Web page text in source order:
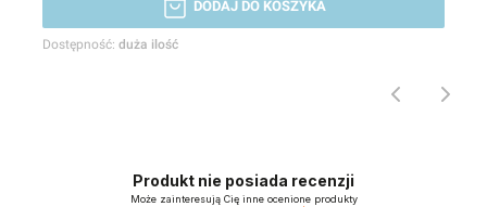
DODAJ DO KOSZYKA
Dostępność: duża ilość
Produkt nie posiada recenzji
Może zainteresują Cię inne ocenione produkty